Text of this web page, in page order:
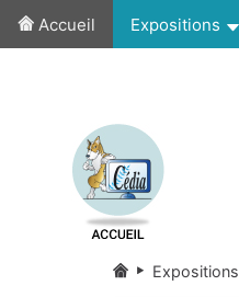
Accueil Expositions
Expositions